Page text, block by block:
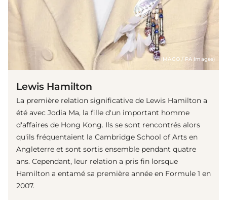
(© IMAGO / PA Images)
Lewis Hamilton
La première relation significative de Lewis Hamilton a
été avec Jodia Ma, la fille d'un important homme
d'affaires de Hong Kong. Ils se sont rencontrés alors
qu'ils fréquentaient la Cambridge School of Arts en
Angleterre et sont sortis ensemble pendant quatre
ans. Cependant, leur relation a pris fin lorsque
Hamilton a entamé sa première année en Formule 1 en
2007.